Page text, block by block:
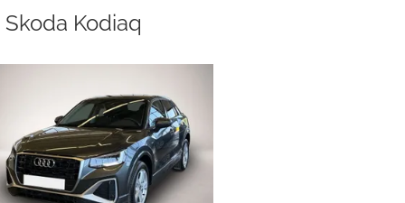
Skoda Kodiaq